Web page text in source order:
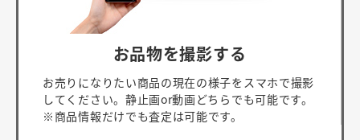
お品物を撮影する
お売りになりたい商品の現在の様子をスマホで撮影
してください。静止画or動画どちらでも可能です。
※商品情報だけでも査定は可能です。